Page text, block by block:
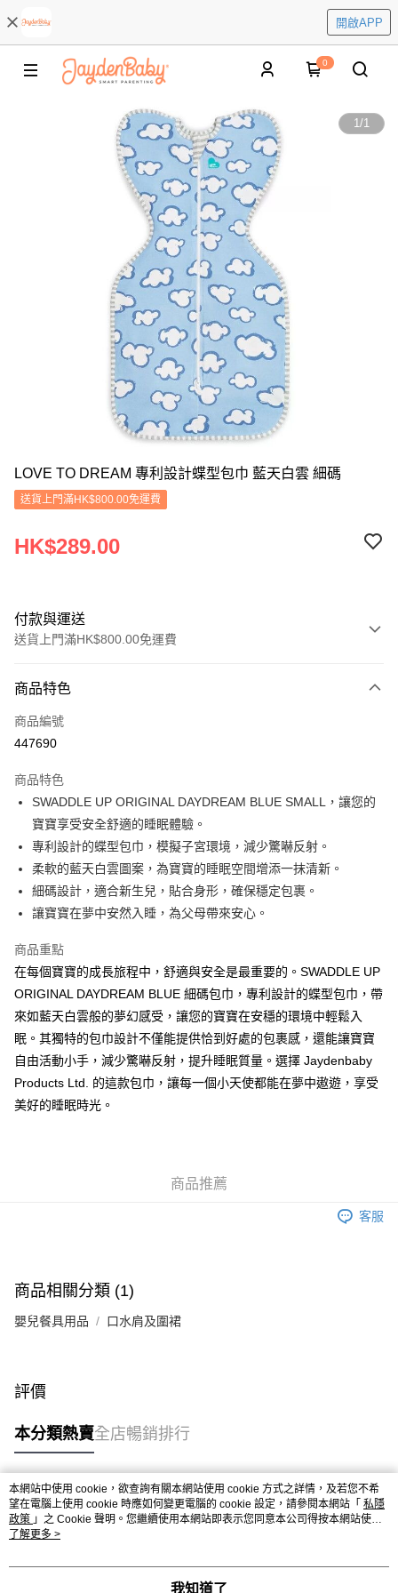
開啟APP
0
1/1
LOVE TO DREAM 專利設計蝶型包巾 藍天白雲 細碼
送貨上門滿HK$800.00免運費
HK$289.00
付款與運送
送貨上門滿HK$800.00免運費
信用卡
Apple Pay
AlipayHK
PayMe
WeChat Pay
送貨方式
每筆HK$55.00，滿HK$800.00或以上免運費
商品特色
商品編號
447690
商品特色
SWADDLE UP ORIGINAL DAYDREAM BLUE SMALL，讓您的
寶寶享受安全舒適的睡眠體驗。
專利設計的蝶型包巾，模擬子宮環境，減少驚嚇反射。
柔軟的藍天白雲圖案，為寶寶的睡眠空間增添一抹清新。
細碼設計，適合新生兒，貼合身形，確保穩定包裹。
讓寶寶在夢中安然入睡，為父母帶來安心。
商品重點
在每個寶寶的成長旅程中，舒適與安全是最重要的。SWADDLE UP
ORIGINAL DAYDREAM BLUE 細碼包巾，專利設計的蝶型包巾，帶
來如藍天白雲般的夢幻感受，讓您的寶寶在安穩的環境中輕鬆入
眠。其獨特的包巾設計不僅能提供恰到好處的包裹感，還能讓寶寶
自由活動小手，減少驚嚇反射，提升睡眠質量。選擇 Jaydenbaby
Products Ltd. 的這款包巾，讓每一個小天使都能在夢中遨遊，享受
美好的睡眠時光。
商品推薦
客服
商品相關分類 (1)
嬰兒餐具用品 口水肩及圍裙
評價
本分類熱賣全店暢銷排行
熱門標籤
熱銷排行
本網站中使用 cookie，欲查詢有關本網站使用 cookie 方式之詳情，及若您不希
望在電腦上使用 cookie 時應如何變更電腦的 cookie 設定，請參閱本網站「 私隱
政策 」之 Cookie 聲明。您繼續使用本網站即表示您同意本公司得按本網站使用
條款之 Cookie 聲明使用 cookie。
了解更多 >
我知道了